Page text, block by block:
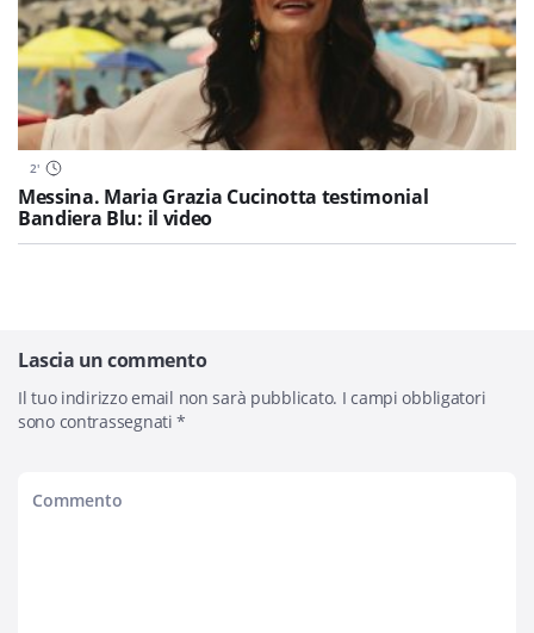
2'
Messina. Maria Grazia Cucinotta testimonial
Bandiera Blu: il video
Lascia un commento
Il tuo indirizzo email non sarà pubblicato. I campi obbligatori
sono contrassegnati*